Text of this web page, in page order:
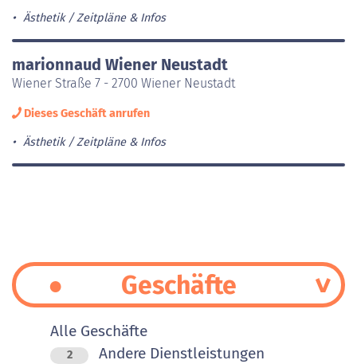
Ästhetik Zeitpläne & Infos
marionnaud Wiener Neustadt
Wiener Straße 7 - 2700 Wiener Neustadt
Dieses Geschäft anrufen
Ästhetik Zeitpläne & Infos
Geschäfte
Alle Geschäfte
2 Andere Dienstleistungen